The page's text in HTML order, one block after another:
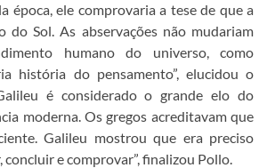
época, ele comprovaria a tese de que a
do Sol. As abservações não mudariam
humano do universo, como
história do pensamento”, elucidou o
é considerado o grande elo do
moderna. Os gregos acreditavam que
Galileu mostrou que era preciso
concluir e comprovar”, finalizou Pollo.